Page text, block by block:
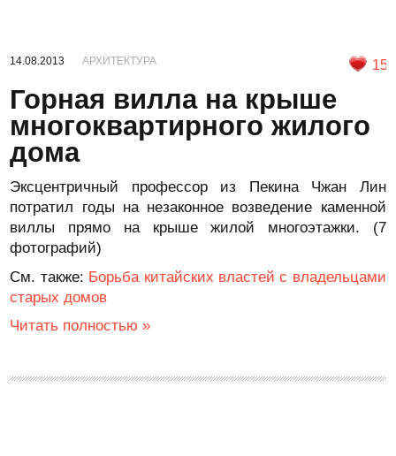
14.08.2013 АРХИТЕКТУРА 15
Горная вилла на крыше
многоквартирного жилого
дома
Эксцентричный профессор из Пекина Чжан Лин
потратил годы на незаконное возведение каменной
виллы прямо на крыше жилой многоэтажки. (7
фотографий)
См. также: Борьба китайских властей с владельцами
старых домов
Читать полностью »